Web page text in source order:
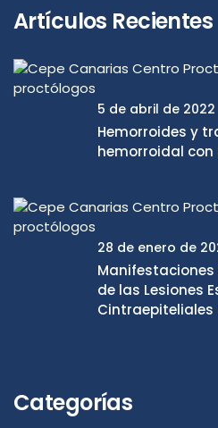
Artículos Recientes
5 de abril de 2022
Hemorroides y
hemorroidal con
28 de enero de
de las Lesiones
Cintraepiteliales
Categorías